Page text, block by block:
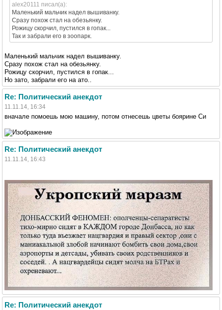
alex20111 писал(а):
Маленький мальчик надел вышиванку.
Сразу похож стал на обезьянку.
Рожицу скорчил, пустился в гопак...
Так и забрали его в зоопарк.
Маленький мальчик надел вышиванку.
Сразу похож стал на обезьянку.
Рожицу скорчил, пустился в гопак...
Но зато, забрали его на ато..
Re: Политический анекдот
11.11.14, 16:34
вначале помоешь мою машину, потом отнесешь цветы боярине Си
Re: Политический анекдот
11.11.14, 16:43
Re: Политический анекдот